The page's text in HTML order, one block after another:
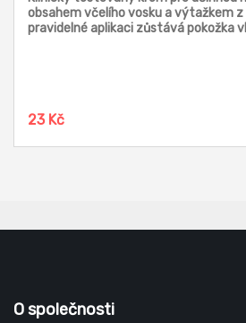
obsahem včelího vosku a výtažkem
pravidelné aplikaci zůstává pokožka
23 Kč
O společnosti